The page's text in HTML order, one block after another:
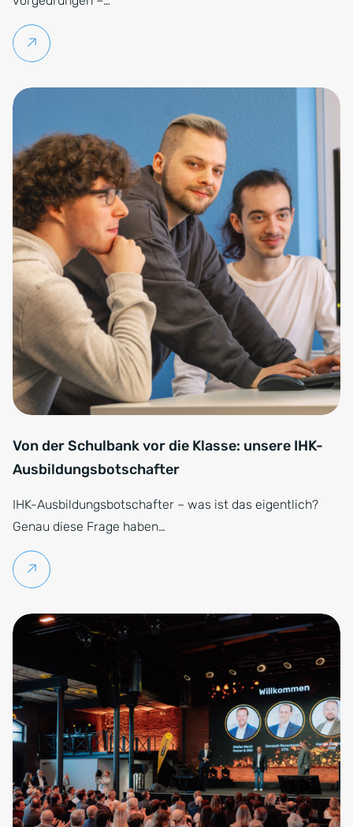
Weiterlesen
Von der Schulbank vor die Klasse: unsere IHK-
Ausbildungsbotschafter
IHK-Ausbildungsbotschafter – was ist das eigentlich?
Genau diese Frage haben…
Weiterlesen